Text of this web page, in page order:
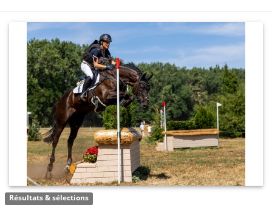
Résultats & sélections